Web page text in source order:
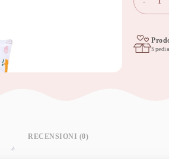
letto
per
RECENSIONI (0)